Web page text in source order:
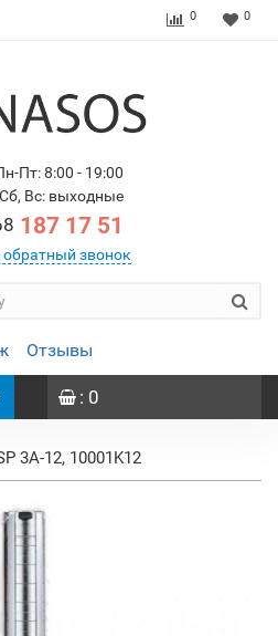
0 0
Пт: 8:00 - 19:00
Сб, Вс: выходные
187 17 51
обратный звонок
Отзывы
: 0
3A-12, 10001K12